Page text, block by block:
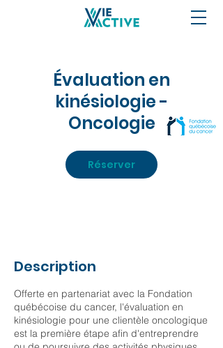
Évaluation en
kinésiologie -
Oncologie
Réserver
Description
Offerte en partenariat avec la Fondation
québécoise du cancer, l'évaluation en
kinésiologie pour une clientèle oncologique
est la première étape afin d'entreprendre